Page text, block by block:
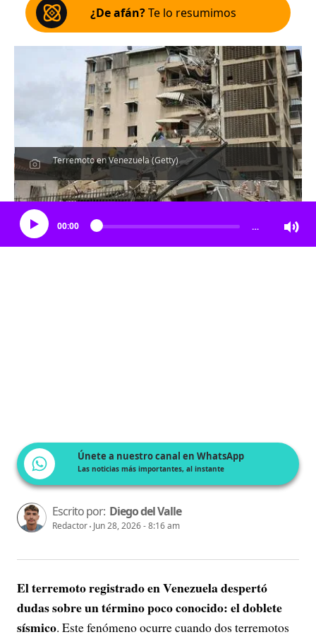
¿De afán?Te lo resumimos
Terremoto en Venezuela (Getty)
Escucha el artículo
00:00 …
Únete a nuestro canal en WhatsApp
Las noticias más importantes, al instante
Escrito por: Diego del Valle
Redactor Jun 28, 2026 - 8:16 am
El terremoto registrado en Venezuela despertó
dudas sobre un término poco conocido: el doblete
sísmico. Este fenómeno ocurre cuando dos terremotos